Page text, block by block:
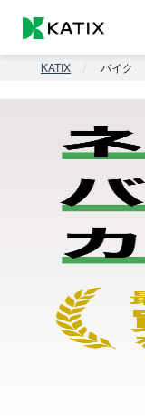
KATIX バイク